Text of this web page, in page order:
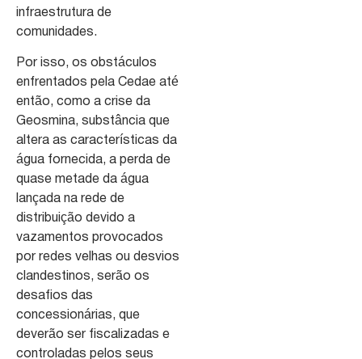
infraestrutura de
comunidades.
Por isso, os obstáculos
enfrentados pela Cedae até
então, como a crise da
Geosmina, substância que
altera as características da
água fornecida, a perda de
quase metade da água
lançada na rede de
distribuição devido a
vazamentos provocados
por redes velhas ou desvios
clandestinos, serão os
desafios das
concessionárias, que
deverão ser fiscalizadas e
controladas pelos seus